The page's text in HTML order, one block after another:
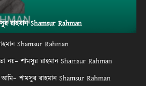
রাহমান Shamsur Rahman
Shamsur Rahman
নয়– শামসুর রাহমান Shamsur Rahman
শামসুর রাহমান Shamsur Rahman